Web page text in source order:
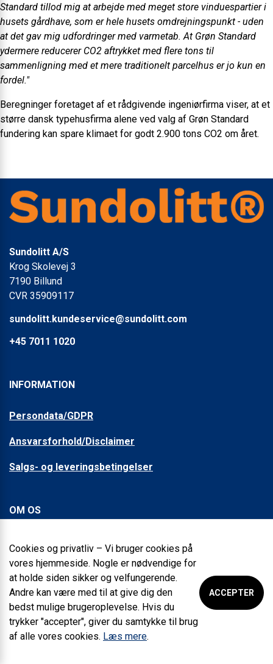
Standard tillod mig at arbejde med meget store vinduespartier i
husets gårdhave, som er hele husets omdrejningspunkt - uden
at det gav mig udfordringer med varmetab. At Grøn Standard
ydermere reducerer CO2 aftrykket med flere tons til
sammenligning med et mere traditionelt parcelhus er jo kun en
fordel."
Beregninger foretaget af et rådgivende ingeniørfirma viser, at et
større dansk typehusfirma alene ved valg af Grøn Standard
fundering kan spare klimaet for godt 2.900 tons CO2 om året.
Sundolitt A/S
Krog Skolevej 3
7190 Billund
CVR 35909117
sundolitt.kundeservice@sundolitt.com
+45 7011 1020
INFORMATION
Persondata/GDPR
Ansvarsforhold/Disclaimer
Salgs- og leveringsbetingelser
OM OS
Kvalitet og certificeringer
Presse
Whistleblower
Cookies og privatliv – Vi bruger cookies på
vores hjemmeside. Nogle er nødvendige for
at holde siden sikker og velfungerende.
Andre kan være med til at give dig den
bedst mulige brugeroplevelse. Hvis du
trykker "accepter", giver du samtykke til brug
af alle vores cookies. Læs mere.
ACCEPTER